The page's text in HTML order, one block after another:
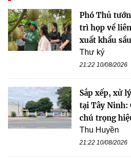
Phó Thủ
trì họp về
xuất khẩu
Thư ký
21:22 10/08/2026
Sắp xếp, xử
tại Tây Ninh:
chú trọng
Thu Huyền
21:22 10/08/2026